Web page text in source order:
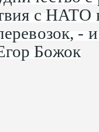
с НАТО
-
Божок